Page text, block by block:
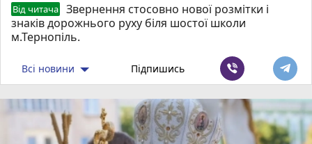
Від читача
Звернення стосовно нової розмітки і
знаків дорожнього руху біля шостої школи
м.Тернопіль.
Всі новини Підпишись